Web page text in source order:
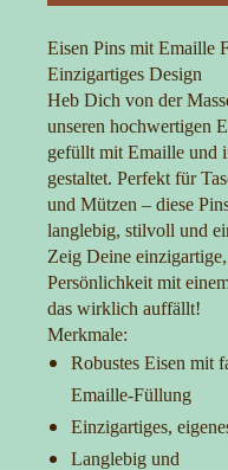
Eisen Pins mit Emaille
Einzigartiges Design
Heb Dich von der
unseren hochwertigen
gefüllt mit Emaille und
gestaltet. Perfekt für
und Mützen – diese
langlebig, stilvoll und
Zeig Deine
Persönlichkeit mit
das wirklich auffällt!
Merkmale:
Robustes Eisen mit
Emaille-Füllung
Einzigartiges,
Langlebig und